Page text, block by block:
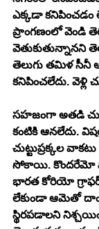
ఎక్కడా కనిపించడం
ప్రాంగణంలో వెండి
తెలుగు తమిళ సీనీ
కనిపించలేదు. వెళ్లి
సహజంగా అతడి
కంటికి ఆనలేదు.
చుట్టుప్రక్కల
సోకాయి. కొందరేమో
భారత కోరియో గ్రాఫర్
లేకుండా ఆమెతో
స్థిరపడాలని